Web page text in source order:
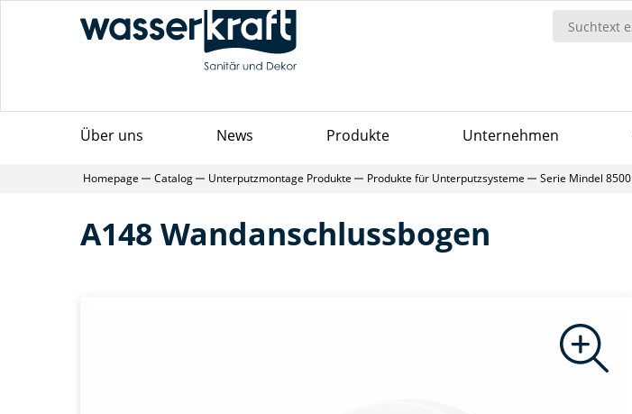
Über uns News Produkte Unternehmen
Homepage Catalog Unterputzmontage Produkte Produkte für Unterputzsysteme Serie Mindel 8500
A148 Wandanschlussbogen